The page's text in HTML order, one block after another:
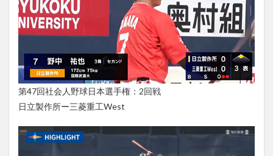
第47回社会人野球日本選手権：2回戦
日立製作所ー三菱重工West